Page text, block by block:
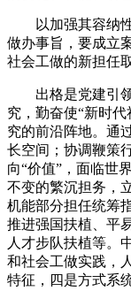
以加强其容纳性
做办事旨，要成立
社会工做的新担任
出格是党建引领
究，勤奋使“新时
究的前沿阵地。通
长空间；协调鞭策
向“价值”，面临世
不变的繁沉担务，
机能部分担任统筹
推进强国扶植、平
人才步队扶植等。
和社会工做实践，
特征，四是方式系统